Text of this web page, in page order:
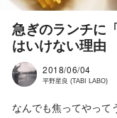
急ぎのランチに
はいけない理由
2018/06/04
平野星良 (TABI LABO)
なんでも焦ってやって